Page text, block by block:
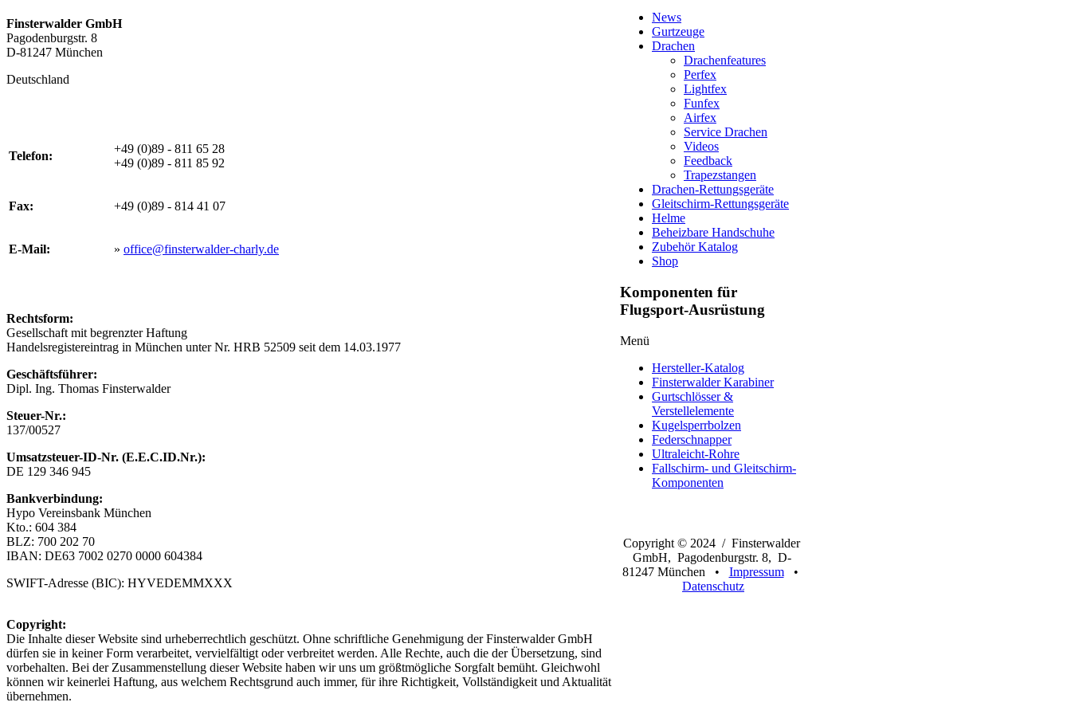
Finsterwalder GmbH
Pagodenburgstr. 8
D-81247 München
Deutschland
Telefon:
+49 (0)89 - 811 65 28
+49 (0)89 - 811 85 92
Fax: +49 (0)89 - 814 41 07
E-Mail: » office@finsterwalder-charly.de
Rechtsform:
Gesellschaft mit begrenzter Haftung
Handelsregistereintrag in München unter Nr. HRB 52509 seit dem 14.03.1977
Geschäftsführer:
Dipl. Ing. Thomas Finsterwalder
Steuer-Nr.:
137/00527
Umsatzsteuer-ID-Nr. (E.E.C.ID.Nr.):
DE 129 346 945
Bankverbindung:
Hypo Vereinsbank München
Kto.: 604 384
BLZ: 700 202 70
IBAN: DE63 7002 0270 0000 604384
SWIFT-Adresse (BIC): HYVEDEMMXXX
Copyright:
Die Inhalte dieser Website sind urheberrechtlich geschützt. Ohne schriftliche Genehmigung der Finsterwalder GmbH
dürfen sie in keiner Form verarbeitet, vervielfältigt oder verbreitet werden. Alle Rechte, auch die der Übersetzung, sind
vorbehalten. Bei der Zusammenstellung dieser Website haben wir uns um größtmögliche Sorgfalt bemüht. Gleichwohl
können wir keinerlei Haftung, aus welchem Rechtsgrund auch immer, für ihre Richtigkeit, Vollständigkeit und Aktualität
übernehmen.
News
Gurtzeuge
Drachen
Drachenfeatures
Perfex
Lightfex
Funfex
Airfex
Service Drachen
Videos
Feedback
Trapezstangen
Drachen-Rettungsgeräte
Gleitschirm-Rettungsgeräte
Helme
Beheizbare Handschuhe
Zubehör Katalog
Shop
Komponenten für
Flugsport-Ausrüstung
Menü
Hersteller-Katalog
Finsterwalder Karabiner
Gurtschlösser &
Verstellelemente
Kugelsperrbolzen
Federschnapper
Ultraleicht-Rohre
Fallschirm- und Gleitschirm-
Komponenten
Copyright © 2024 / Finsterwalder
GmbH, Pagodenburgstr. 8, D-
81247 München • Impressum•
Datenschutz